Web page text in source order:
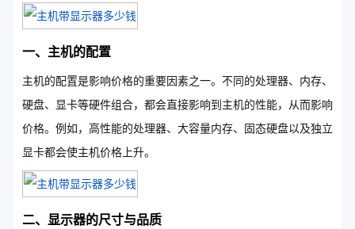
一、主机的配置
主机的配置是影响价格的重要因素之一。不同的处理器、内存、
硬盘、显卡等硬件组合，都会直接影响到主机的性能，从而影响
价格。例如，高性能的处理器、大容量内存、固态硬盘以及独立
显卡都会使主机价格上升。
二、显示器的尺寸与品质